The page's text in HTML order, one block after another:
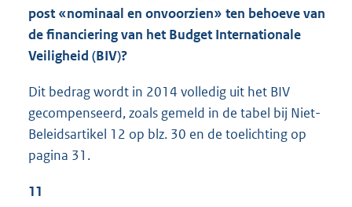
post «nominaal en onvoorzien» ten behoeve van
de financiering van het Budget Internationale
Veiligheid (BIV)?
Dit bedrag wordt in 2014 volledig uit het BIV
gecompenseerd, zoals gemeld in de tabel bij Niet-
Beleidsartikel 12 op blz. 30 en de toelichting op
pagina 31.
11